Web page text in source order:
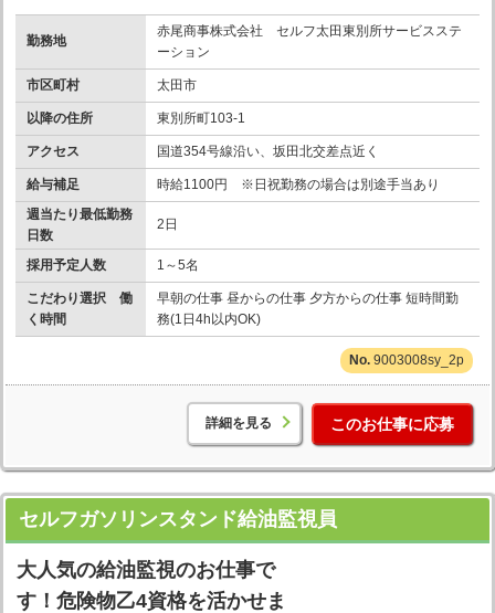
勤務地
赤尾商事株式会社 セルフ太田東別所サービスステ
ーション
市区町村 太田市
以降の住所 東別所町103-1
アクセス 国道354号線沿い、坂田北交差点近く
給与補足
時給1100円 ※日祝勤務の場合は別途手当あり
週当たり最低勤務
日数
2日
採用予定人数 1～5名
こだわり選択 働
く時間
早朝の仕事 昼からの仕事 夕方からの仕事 短時間勤
務(1日4h以内OK)
9003008sy_2p
詳細を見る このお仕事に応募
セルフガソリンスタンド給油監視員
大人気の給油監視のお仕事で
す！危険物乙4資格を活かせま